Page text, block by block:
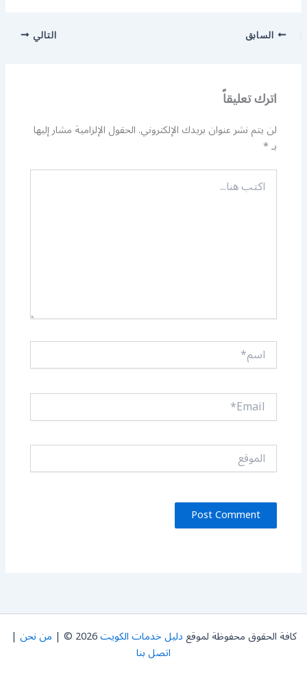
السابق التالي
اترك تعليقاً
لن يتم نشر عنوان بريدك الإلكتروني.الحقول الإلزامية مشار إليها
بـ*
اكتب
هنا...
اسم*
Email*
الموقع
كافة الحقوق محفوظة لموقعدليل خدمات الكويت2026 © | من نحن |
اتصل بنا